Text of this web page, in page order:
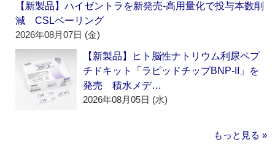
【新製品】ハイゼントラを新発売‐高用量化で投与本数削
減 CSLベーリング
2026年08月07日 (金)
【新製品】ヒト脳性ナトリウム利尿ペプ
チドキット「ラピッドチップBNP-II」を
発売 積水メデ…
2026年08月05日 (水)
もっと見る »